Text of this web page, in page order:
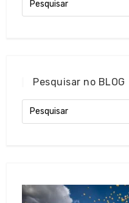
Pesquisar no BLOG